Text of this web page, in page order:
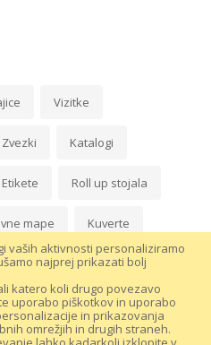
vaših aktivnosti personaliziramo
najprej prikazati bolj
katero koli drugo povezavo
uporabo piškotkov in uporabo
in prikazovanja
omrežjih in drugih straneh.
Vizitke
Zvezki Katalogi
Etikete Roll up stojala
mape Kuverte